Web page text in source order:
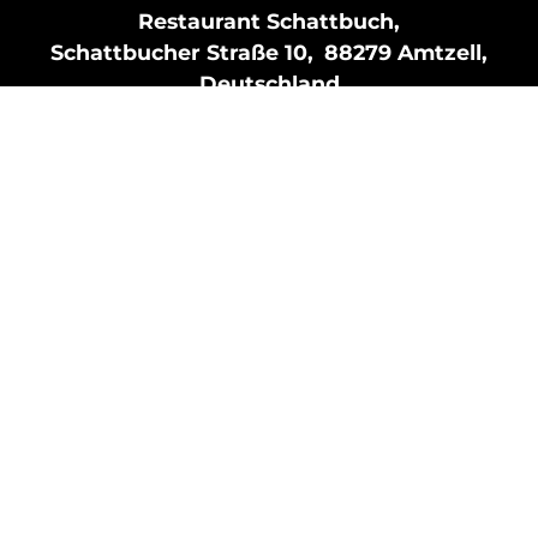
Restaurant Schattbuch,
Schattbucher Straße 10, 88279 Amtzell,
Deutschland